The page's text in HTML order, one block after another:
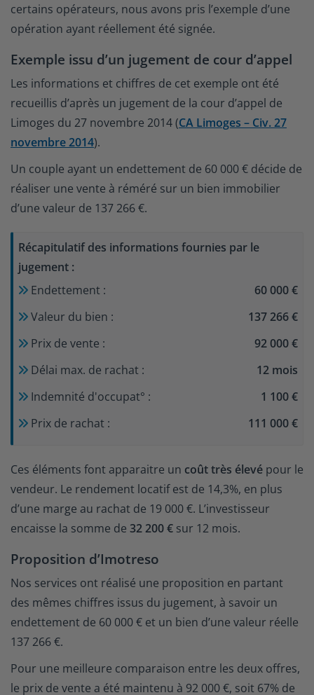
certains opérateurs, nous avons pris l’exemple d’une
opération ayant réellement été signée.
Exemple issu d’un jugement de cour d’appel
Les informations et chiffres de cet exemple ont été
recueillis d’après un jugement de la cour d’appel de
Limoges du 27 novembre 2014 (CA Limoges – Civ. 27
novembre 2014).
Un couple ayant un endettement de 60 000 € décide de
réaliser une vente à réméré sur un bien immobilier
d’une valeur de 137 266 €.
Récapitulatif des informations fournies par le
jugement :
Endettement :
60 000 €
Valeur du bien :
137 266 €
Prix de vente :
92 000 €
Délai max. de rachat :
12 mois
Indemnité d'occupat° :
1 100 €
Prix de rachat :
111 000 €
Ces éléments font apparaitre un coût très élevé pour le
vendeur. Le rendement locatif est de 14,3%, en plus
d’une marge au rachat de 19 000 €. L’investisseur
encaisse la somme de 32 200 € sur 12 mois.
Proposition d’Imotreso
Nos services ont réalisé une proposition en partant
des mêmes chiffres issus du jugement, à savoir un
endettement de 60 000 € et un bien d’une valeur réelle
137 266 €.
Pour une meilleure comparaison entre les deux offres,
le prix de vente a été maintenu à 92 000 €, soit 67% de